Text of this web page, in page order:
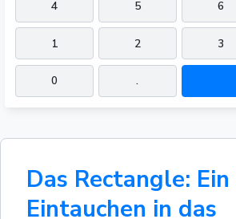
4 5 6
1 2 3
0 .
Das Rectangle:
Eintauchen in das